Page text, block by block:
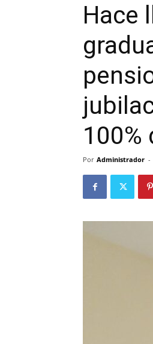
Hace
100%
Por Administrador -